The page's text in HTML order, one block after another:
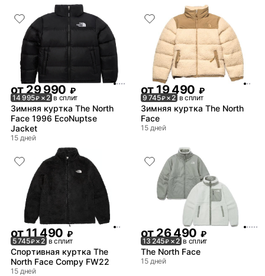
от29 990 ₽
14 995₽ × 2 в сплит
Зимняя куртка The North
Face 1996 EcoNuptse
Jacket
15 дней
от19 490 ₽
9 745₽× 2 в сплит
Зимняя куртка The North
Face
15 дней
от11 490 ₽
5 745₽× 2 в сплит
Спортивная куртка The
North Face Compy FW22
15 дней
от26 490 ₽
13 245₽ × 2 в сплит
The North Face
15 дней